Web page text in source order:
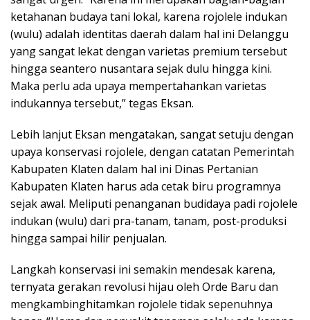
ketahanan budaya tani lokal, karena rojolele indukan
(wulu) adalah identitas daerah dalam hal ini Delanggu
yang sangat lekat dengan varietas premium tersebut
hingga seantero nusantara sejak dulu hingga kini.
Maka perlu ada upaya mempertahankan varietas
indukannya tersebut,” tegas Eksan.
Lebih lanjut Eksan mengatakan, sangat setuju dengan
upaya konservasi rojolele, dengan catatan Pemerintah
Kabupaten Klaten dalam hal ini Dinas Pertanian
Kabupaten Klaten harus ada cetak biru programnya
sejak awal. Meliputi penanganan budidaya padi rojolele
indukan (wulu) dari pra-tanam, tanam, post-produksi
hingga sampai hilir penjualan.
Langkah konservasi ini semakin mendesak karena,
ternyata gerakan revolusi hijau oleh Orde Baru dan
mengkambinghitamkan rojolele tidak sepenuhnya